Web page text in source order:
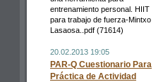
entrenamiento personal. HIIT
para trabajo de fuerza-Mintxo
Lasaosa..pdf (71614)
20.02.2013 19:05
PAR-Q Cuestionario Para
Práctica de Actividad